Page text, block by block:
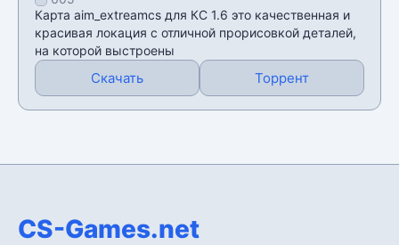
Карта aim_extreamcs для КС 1.6 это качественная и
красивая локация с отличной прорисовкой деталей,
на которой выстроены
Скачать Торрент
CS-Games.net